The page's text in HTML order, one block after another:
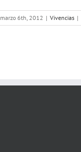
marzo 6th, 2012 | Vivencias |